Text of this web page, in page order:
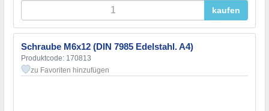
kaufen
Schraube M6x12 (DIN 7985 Edelstahl. A4)
Produktcode: 170813
zu Favoriten hinzufügen